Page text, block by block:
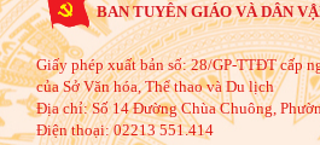
BAN TUYÊN GIÁO VÀ DÂN
Giấy phép xuất bản số: 28/GP-TTĐT cấp
của Sở Văn hóa, Thể thao và Du lịch
Địa chỉ:Số 14 Đường Chùa Chuông,
Điện thoại:02213 551.414